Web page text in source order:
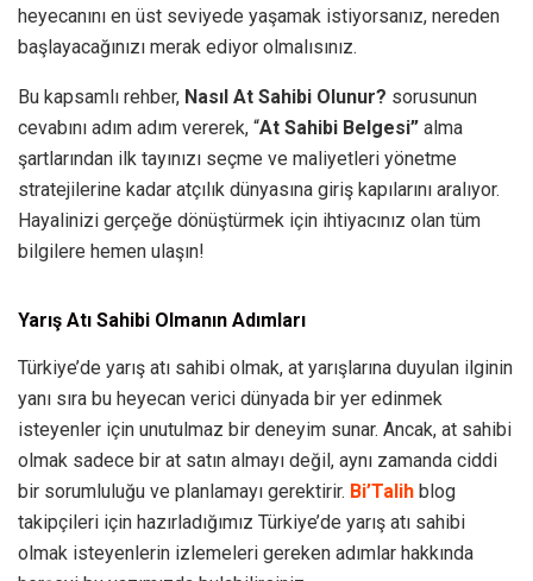
heyecanını en üst seviyede yaşamak istiyorsanız, nereden
başlayacağınızı merak ediyor olmalısınız.
Bu kapsamlı rehber, Nasıl At Sahibi Olunur? sorusunun
cevabını adım adım vererek, “At Sahibi Belgesi” alma
şartlarından ilk tayınızı seçme ve maliyetleri yönetme
stratejilerine kadar atçılık dünyasına giriş kapılarını aralıyor.
Hayalinizi gerçeğe dönüştürmek için ihtiyacınız olan tüm
bilgilere hemen ulaşın!
Yarış Atı Sahibi Olmanın Adımları
Türkiye’de yarış atı sahibi olmak, at yarışlarına duyulan ilginin
yanı sıra bu heyecan verici dünyada bir yer edinmek
isteyenler için unutulmaz bir deneyim sunar. Ancak, at sahibi
olmak sadece bir at satın almayı değil, aynı zamanda ciddi
bir sorumluluğu ve planlamayı gerektirir. Bi’Talih blog
takipçileri için hazırladığımız Türkiye’de yarış atı sahibi
olmak isteyenlerin izlemeleri gereken adımlar hakkında